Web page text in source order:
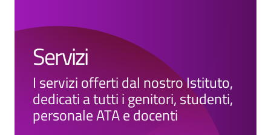
Servizi
I servizi offerti dal nostro Istituto,
dedicati a tutti i genitori, studenti,
personale ATA e docenti